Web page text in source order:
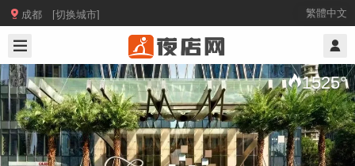
成都 [切换城市] 繁體中文
1525°
@ 成都夜店网 2025/5/03